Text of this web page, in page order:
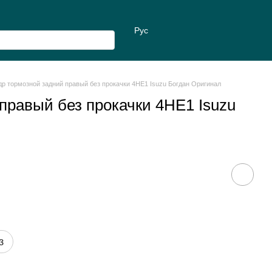
Рус
тормозной задний правый без прокачки 4HE1 Isuzu Богдан Оригинал
без прокачки 4HE1 Isuzu